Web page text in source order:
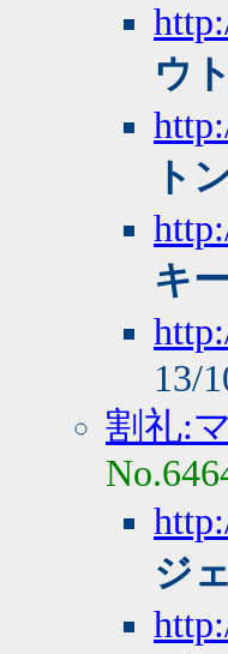
ウ
ト
キ
13/
割礼:
ジ